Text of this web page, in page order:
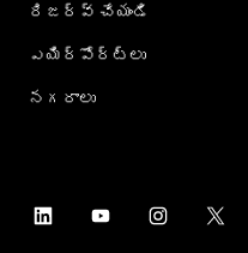
రిజర్వ్ చేయండి
ఎయిర్؜పోర్ట్؜లు
నగరాలు